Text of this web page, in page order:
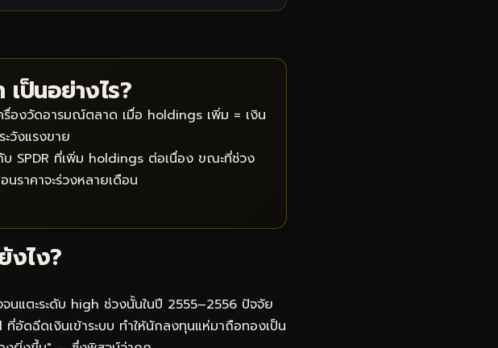
ป็นอย่างไร?
รื่องวัดอารมณ์ตลาด เมื่อ holdings เพิ่ม = เงิน
วังแรงขาย
SPDR ที่เพิ่ม holdings ต่อเนื่อง ขณะที่ช่วง
ราคาจะร่วงหลายเดือน
งไง?
นแตะระดับ high ช่วงนั้นในปี 2555–2556 ปัจจัย
ดฉีดเงินเข้าระบบ ทำให้นักลงทุนแห่มาถือทองเป็น